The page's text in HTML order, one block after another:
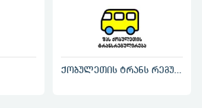
ქობულეთის ტრანს რეგულირება